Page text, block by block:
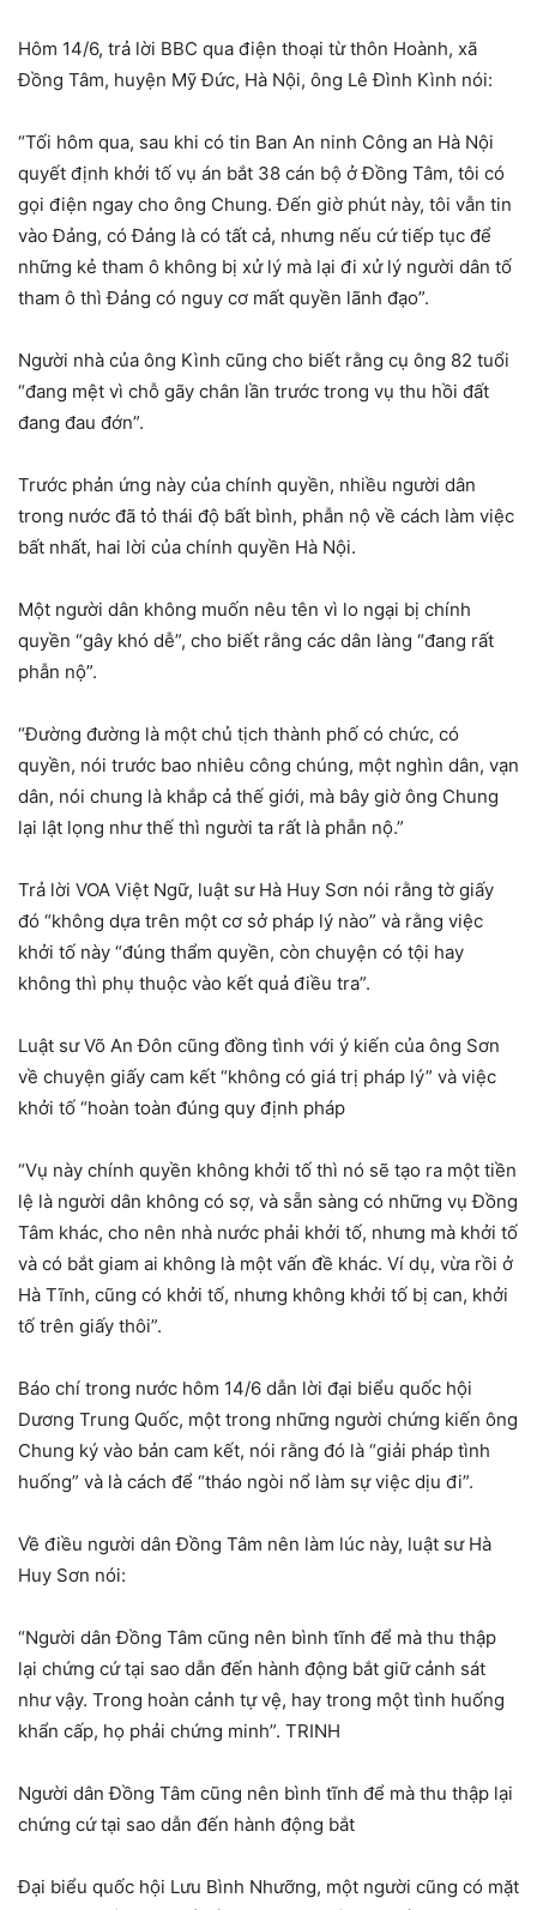
Hôm 14/6, trả lời BBC qua điện thoại từ thôn Hoành, xã
Đồng Tâm, huyện Mỹ Đức, Hà Nội, ông Lê Đình Kình nói:
“Tối hôm qua, sau khi có tin Ban An ninh Công an Hà Nội
quyết định khởi tố vụ án bắt 38 cán bộ ở Đồng Tâm, tôi có
gọi điện ngay cho ông Chung. Đến giờ phút này, tôi vẫn tin
vào Đảng, có Đảng là có tất cả, nhưng nếu cứ tiếp tục để
những kẻ tham ô không bị xử lý mà lại đi xử lý người dân tố
tham ô thì Đảng có nguy cơ mất quyền lãnh đạo”.
Người nhà của ông Kình cũng cho biết rằng cụ ông 82 tuổi
“đang mệt vì chỗ gãy chân lần trước trong vụ thu hồi đất
đang đau đớn”.
Trước phản ứng này của chính quyền, nhiều người dân
trong nước đã tỏ thái độ bất bình, phẫn nộ về cách làm việc
bất nhất, hai lời của chính quyền Hà Nội.
Một người dân không muốn nêu tên vì lo ngại bị chính
quyền “gây khó dễ”, cho biết rằng các dân làng “đang rất
phẫn nộ”.
“Đường đường là một chủ tịch thành phố có chức, có
quyền, nói trước bao nhiêu công chúng, một nghìn dân, vạn
dân, nói chung là khắp cả thế giới, mà bây giờ ông Chung
lại lật lọng như thế thì người ta rất là phẫn nộ.”
Trả lời VOA Việt Ngữ, luật sư Hà Huy Sơn nói rằng tờ giấy
đó “không dựa trên một cơ sở pháp lý nào” và rằng việc
khởi tố này “đúng thẩm quyền, còn chuyện có tội hay
không thì phụ thuộc vào kết quả điều tra”.
Luật sư Võ An Đôn cũng đồng tình với ý kiến của ông Sơn
về chuyện giấy cam kết “không có giá trị pháp lý” và việc
khởi tố “hoàn toàn đúng quy định pháp
“Vụ này chính quyền không khởi tố thì nó sẽ tạo ra một tiền
lệ là người dân không có sợ, và sẵn sàng có những vụ Đồng
Tâm khác, cho nên nhà nước phải khởi tố, nhưng mà khởi tố
và có bắt giam ai không là một vấn đề khác. Ví dụ, vừa rồi ở
Hà Tĩnh, cũng có khởi tố, nhưng không khởi tố bị can, khởi
tố trên giấy thôi”.
Báo chí trong nước hôm 14/6 dẫn lời đại biểu quốc hội
Dương Trung Quốc, một trong những người chứng kiến ông
Chung ký vào bản cam kết, nói rằng đó là “giải pháp tình
huống” và là cách để “tháo ngòi nổ làm sự việc dịu đi”.
Về điều người dân Đồng Tâm nên làm lúc này, luật sư Hà
Huy Sơn nói:
“Người dân Đồng Tâm cũng nên bình tĩnh để mà thu thập
lại chứng cứ tại sao dẫn đến hành động bắt giữ cảnh sát
như vậy. Trong hoàn cảnh tự vệ, hay trong một tình huống
khẩn cấp, họ phải chứng minh”. TRINH
Người dân Đồng Tâm cũng nên bình tĩnh để mà thu thập lại
chứng cứ tại sao dẫn đến hành động bắt
Đại biểu quốc hội Lưu Bình Nhưỡng, một người cũng có mặt